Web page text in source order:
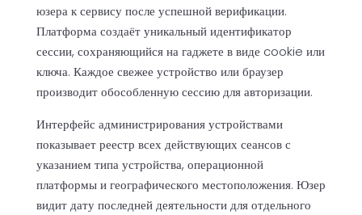
юзера к сервису после успешной верификации.
Платформа создаёт уникальный идентификатор
сессии, сохраняющийся на гаджете в виде cookie или
ключа. Каждое свежее устройство или браузер
производит обособленную сессию для авторизации.
Интерфейс администрирования устройствами
показывает реестр всех действующих сеансов с
указанием типа устройства, операционной
платформы и географического местоположения. Юзер
видит дату последней деятельности для отдельного